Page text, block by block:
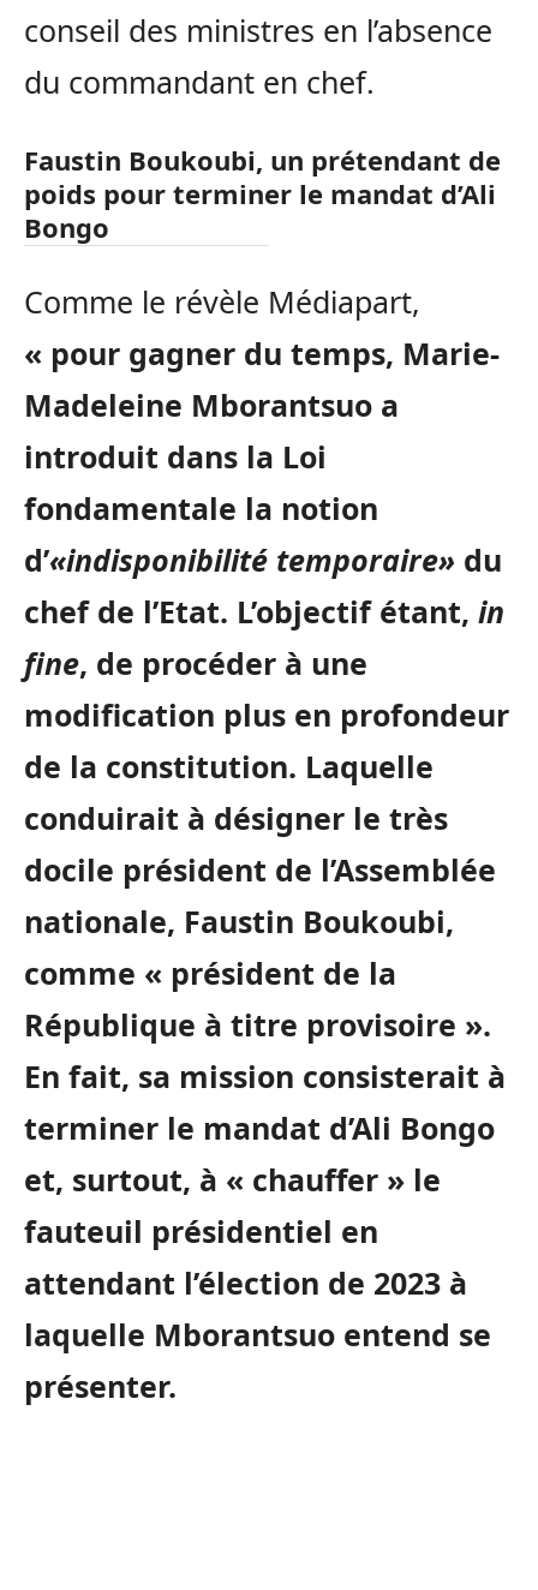
conseil des ministres en l’absence
du commandant en chef.
Faustin Boukoubi, un prétendant de
poids pour terminer le mandat d’Ali
Bongo
Comme le révèle Médiapart,
« pour gagner du temps, Marie-
Madeleine Mborantsuo a
introduit dans la Loi
fondamentale la notion
d’«indisponibilité temporaire» du
chef de l’Etat. L’objectif étant, in
fine, de procéder à une
modification plus en profondeur
de la constitution. Laquelle
conduirait à désigner le très
docile président de l’Assemblée
nationale, Faustin Boukoubi,
comme « président de la
République à titre provisoire ».
En fait, sa mission consisterait à
terminer le mandat d’Ali Bongo
et, surtout, à « chauffer » le
fauteuil présidentiel en
attendant l’élection de 2023 à
laquelle Mborantsuo entend se
présenter.